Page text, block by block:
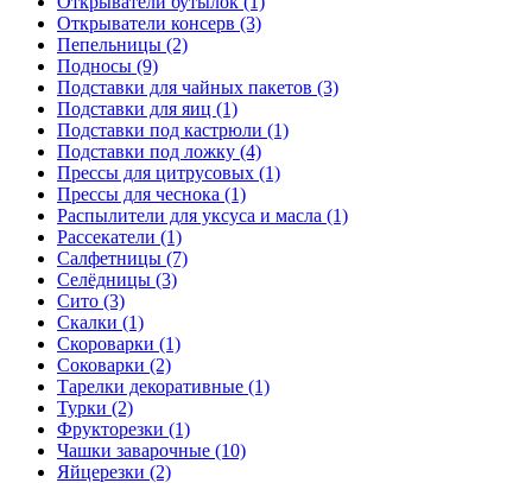
Открыватели консерв (3)
Пепельницы (2)
Подносы (9)
Подставки для чайных пакетов (3)
Подставки для яиц (1)
Подставки под кастрюли (1)
Подставки под ложку (4)
Прессы для цитрусовых (1)
Прессы для чеснока (1)
Распылители для уксуса и масла (1)
Рассекатели (1)
Салфетницы (7)
Селёдницы (3)
Сито (3)
Скалки (1)
Скороварки (1)
Соковарки (2)
Тарелки декоративные (1)
Турки (2)
Фрукторезки (1)
Чашки заварочные (10)
Яйцерезки (2)